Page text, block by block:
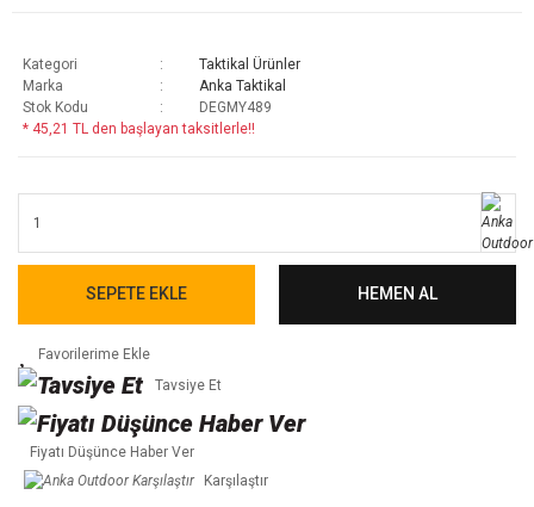
Kategori
Taktikal Ürünler
Marka
Anka Taktikal
Stok Kodu
DEGMY489
* 45,21 TL den başlayan taksitlerle!!
SEPETE EKLE HEMEN AL
Tavsiye Et
Fiyatı Düşünce Haber Ver
Karşılaştır